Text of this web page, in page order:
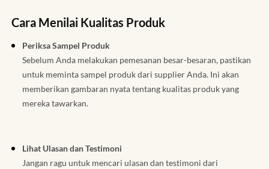
Cara Menilai Kualitas Produk
Periksa Sampel Produk
Sebelum Anda melakukan pemesanan besar-besaran, pastikan
untuk meminta sampel produk dari supplier Anda. Ini akan
memberikan gambaran nyata tentang kualitas produk yang
mereka tawarkan.
Lihat Ulasan dan Testimoni
Jangan ragu untuk mencari ulasan dan testimoni dari